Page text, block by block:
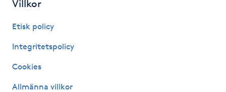
Manikyr & Pedikyr
Medial vägledning
Villkor
Etisk policy
Integritetspolicy
Cookies
Allmänna villkor